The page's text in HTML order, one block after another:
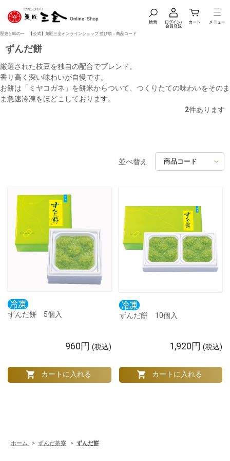
歴史と味のー 【公式】菓匠三全オンラインショップ 並び順：商品コード
ずんだ餅
厳選された枝豆を独自の配合でブレンド。
香り高く深い味わいが自慢です。
お餅は「ミヤコガネ」を餅米からついて、つくりたての味わいをそのま
ま急速冷凍をほどこしております。
2件あります
並べ替え
ずんだ餅 5個入
960円 (税込)
ずんだ餅 10個入
1,920円 (税込)
ホーム > ずんだ茶寮 > ずんだ餅